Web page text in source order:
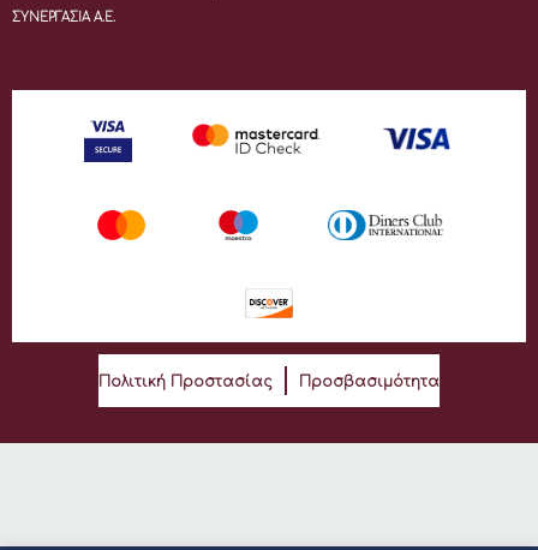
ΣΥΝΕΡΓΑΣΙΑ Α.Ε.
Πολιτική Προστασίας Προσβασιμότητα